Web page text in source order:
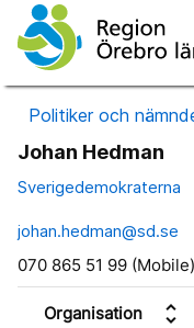
Politiker och
Johan Hedman
Sverigedemokraterna
johan.hedman@sd.se
070 865 51 99 (Mobile)
Organisation unfold_more